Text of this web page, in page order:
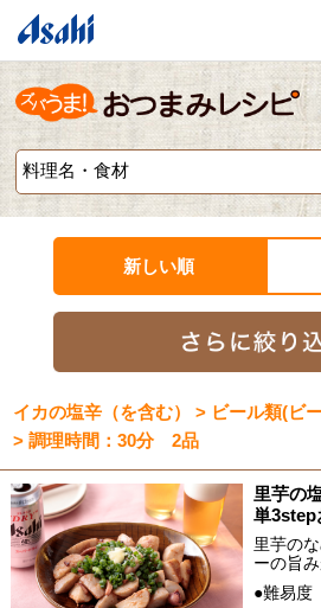
新しい順
イカの塩辛（を含む） > ビール類(ビ
> 調理時間：30分 2品
里芋の
単3step
里芋の
ーの旨
●難易度